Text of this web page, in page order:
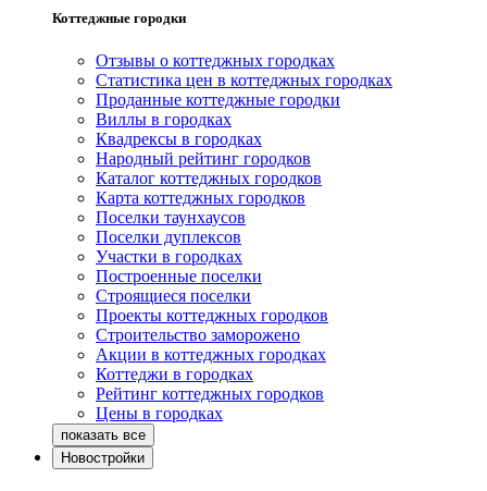
Коттеджные городки
Отзывы о коттеджных городках
Статистика цен в коттеджных городках
Проданные коттеджные городки
Виллы в городках
Квадрексы в городках
Народный рейтинг городков
Каталог коттеджных городков
Карта коттеджных городков
Поселки таунхаусов
Поселки дуплексов
Участки в городках
Построенные поселки
Строящиеся поселки
Проекты коттеджных городков
Строительство заморожено
Акции в коттеджных городках
Коттеджи в городках
Рейтинг коттеджных городков
Цены в городках
Новостройки